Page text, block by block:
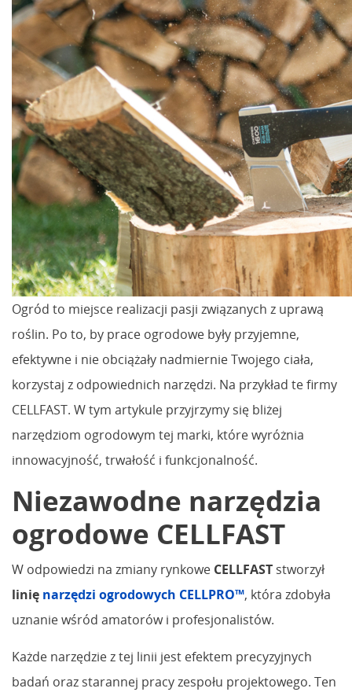
Ogród to miejsce realizacji pasji związanych z uprawą
roślin. Po to, by prace ogrodowe były przyjemne,
efektywne i nie obciążały nadmiernie Twojego ciała,
korzystaj z odpowiednich narzędzi. Na przykład te firmy
CELLFAST. W tym artykule przyjrzymy się bliżej
narzędziom ogrodowym tej marki, które wyróżnia
innowacyjność, trwałość i funkcjonalność.
Niezawodne narzędzia
ogrodowe CELLFAST
W odpowiedzi na zmiany rynkowe CELLFAST stworzył
linię narzędzi ogrodowych CELLPRO™, która zdobyła
uznanie wśród amatorów i profesjonalistów.
Każde narzędzie z tej linii jest efektem precyzyjnych
badań oraz starannej pracy zespołu projektowego. Ten